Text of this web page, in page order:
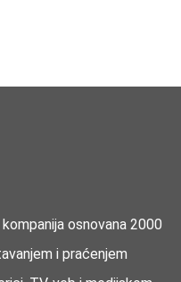
osnovana 2000
i praćenjem